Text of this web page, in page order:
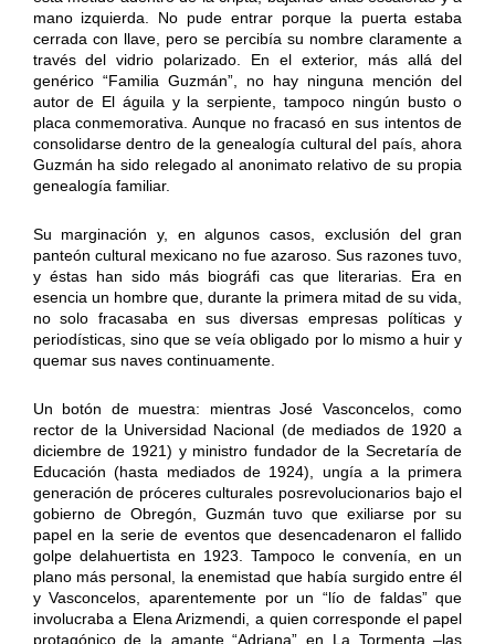
mano izquierda. No pude entrar porque la puerta estaba
cerrada con llave, pero se percibía su nombre claramente a
través del vidrio polarizado. En el exterior, más allá del
genérico “Familia Guzmán”, no hay ninguna mención del
autor de El águila y la serpiente, tampoco ningún busto o
placa conmemorativa. Aunque no fracasó en sus intentos de
consolidarse dentro de la genealogía cultural del país, ahora
Guzmán ha sido relegado al anonimato relativo de su propia
genealogía familiar.
Su marginación y, en algunos casos, exclusión del gran
panteón cultural mexicano no fue azaroso. Sus razones tuvo,
y éstas han sido más biográfi cas que literarias. Era en
esencia un hombre que, durante la primera mitad de su vida,
no solo fracasaba en sus diversas empresas políticas y
periodísticas, sino que se veía obligado por lo mismo a huir y
quemar sus naves continuamente.
Un botón de muestra: mientras José Vasconcelos, como
rector de la Universidad Nacional (de mediados de 1920 a
diciembre de 1921) y ministro fundador de la Secretaría de
Educación (hasta mediados de 1924), ungía a la primera
generación de próceres culturales posrevolucionarios bajo el
gobierno de Obregón, Guzmán tuvo que exiliarse por su
papel en la serie de eventos que desencadenaron el fallido
golpe delahuertista en 1923. Tampoco le convenía, en un
plano más personal, la enemistad que había surgido entre él
y Vasconcelos, aparentemente por un “lío de faldas” que
involucraba a Elena Arizmendi, a quien corresponde el papel
protagónico de la amante “Adriana” en La Tormenta –las